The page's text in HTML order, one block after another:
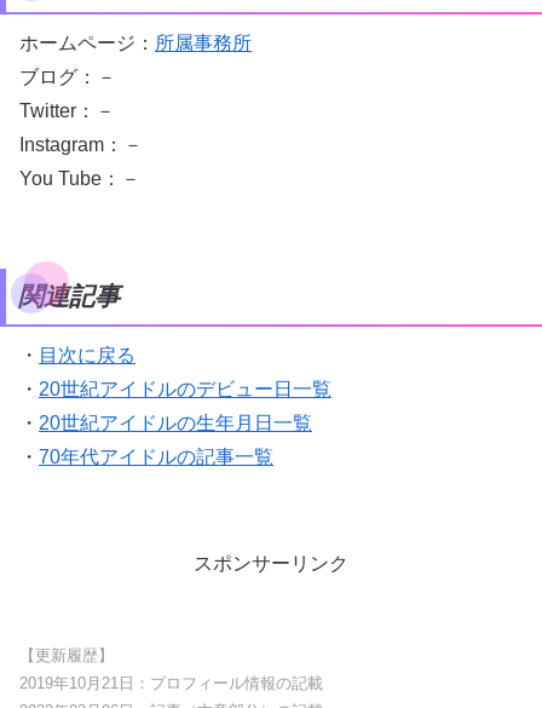
ホームページ： 所属事務所
ブログ：－
Twitter：－
Instagram：－
You Tube：－
関連記事
・ 目次に戻る
・ 20世紀アイドルのデビュー日一覧
・ 20世紀アイドルの生年月日一覧
・ 70年代アイドルの記事一覧
スポンサーリンク
【更新履歴】
2019年10月21日：プロフィール情報の記載